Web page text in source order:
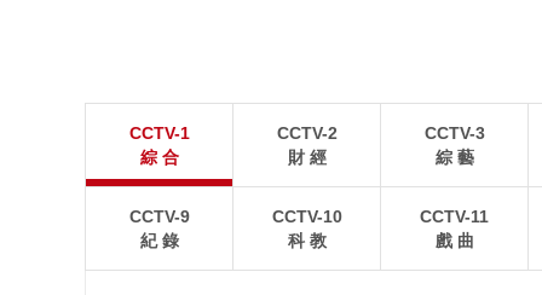
8月2日晚，江蘇張家港香山風景區燈光璀璨，市民和
游客前來賞夜景、逛集市。
8月1日，北京故宮博
CCTV-1
綜 合
CCTV-2
財 經
CCTV-3
綜 藝
CCTV-9
紀 錄
CCTV-10
科 教
CCTV-11
戲 曲